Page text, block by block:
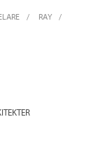
RAY